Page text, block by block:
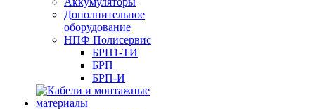
Дополнительное
оборудование
НПФ Полисервис
БРП1-ТИ
БРП
БРП-И